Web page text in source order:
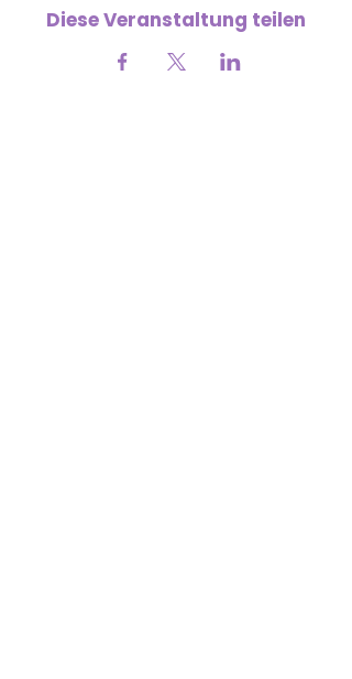
Diese Veranstaltung teilen